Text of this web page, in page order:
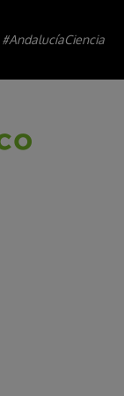
#AndalucíaCiencia